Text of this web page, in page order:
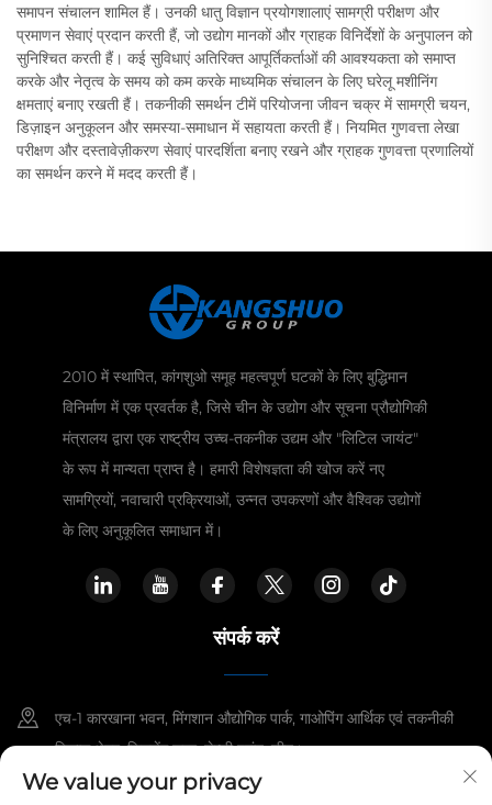
समापन संचालन शामिल हैं। उनकी धातु विज्ञान प्रयोगशालाएं सामग्री परीक्षण और
प्रमाणन सेवाएं प्रदान करती हैं, जो उद्योग मानकों और ग्राहक विनिर्देशों के अनुपालन को
सुनिश्चित करती हैं। कई सुविधाएं अतिरिक्त आपूर्तिकर्ताओं की आवश्यकता को समाप्त
करके और नेतृत्व के समय को कम करके माध्यमिक संचालन के लिए घरेलू मशीनिंग
क्षमताएं बनाए रखती हैं। तकनीकी समर्थन टीमें परियोजना जीवन चक्र में सामग्री चयन,
डिज़ाइन अनुकूलन और समस्या-समाधान में सहायता करती हैं। नियमित गुणवत्ता लेखा
परीक्षण और दस्तावेज़ीकरण सेवाएं पारदर्शिता बनाए रखने और ग्राहक गुणवत्ता प्रणालियों
का समर्थन करने में मदद करती हैं।
2010 में स्थापित, कांगशुओ समूह महत्वपूर्ण घटकों के लिए बुद्धिमान
विनिर्माण में एक प्रवर्तक है, जिसे चीन के उद्योग और सूचना प्रौद्योगिकी
मंत्रालय द्वारा एक राष्ट्रीय उच्च-तकनीक उद्यम और "लिटिल जायंट"
के रूप में मान्यता प्राप्त है। हमारी विशेषज्ञता की खोज करें नए
सामग्रियों, नवाचारी प्रक्रियाओं, उन्नत उपकरणों और वैश्विक उद्योगों
के लिए अनुकूलित समाधान में।
संपर्क करें
एच-1 कारखाना भवन, मिंगशान औद्योगिक पार्क, गाओपिंग आर्थिक एवं तकनीकी
विकास क्षेत्र, जिनचेंग शहर, शेन्ज़ी प्रांत, चीन।
+86-15921818960
We value your privacy